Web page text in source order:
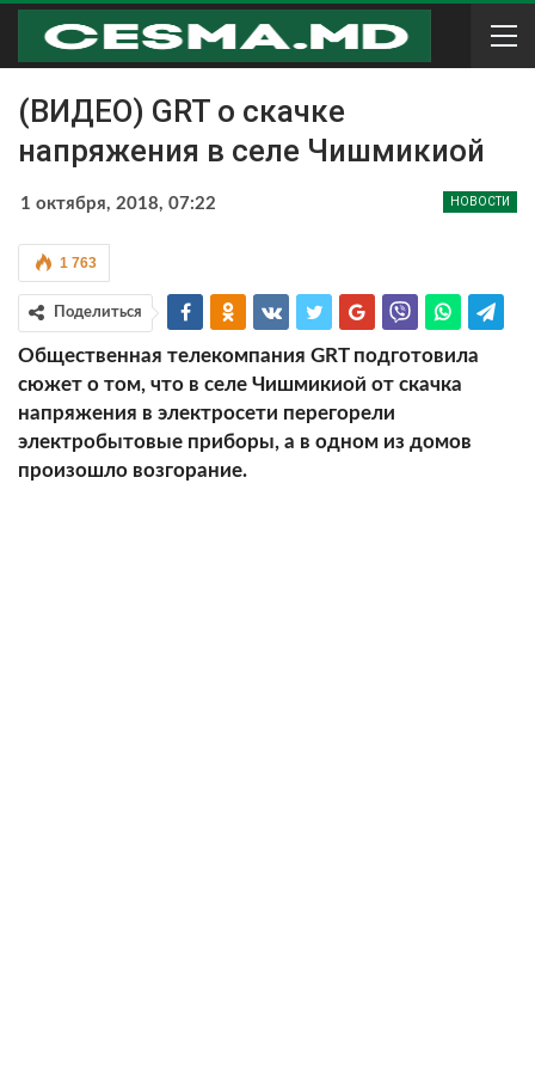
(ВИДЕО) GRT о скачке
напряжения в селе Чишмикиой
НОВОСТИ
1 октября, 2018, 07:22
1 763
Поделиться
Общественная телекомпания GRT подготовила
сюжет о том, что в селе Чишмикиой от скачка
напряжения в электросети перегорели
электробытовые приборы, а в одном из домов
произошло возгорание.